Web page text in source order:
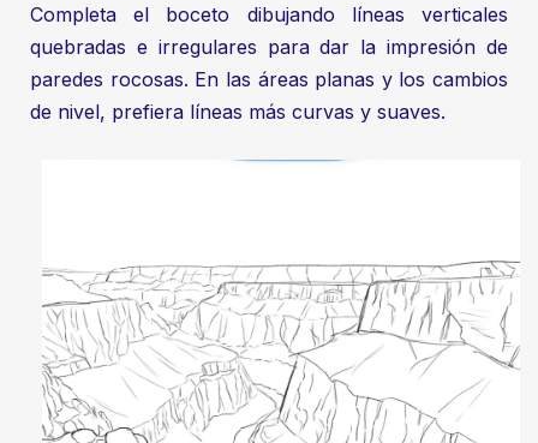
Completa el boceto dibujando líneas verticales
quebradas e irregulares para dar la impresión de
paredes rocosas. En las áreas planas y los cambios
de nivel, prefiera líneas más curvas y suaves.